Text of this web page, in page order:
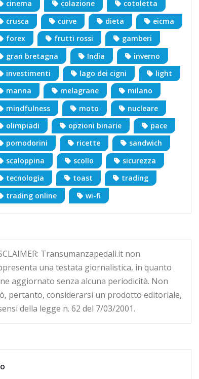
cinema
colazione
cotoletta
crusca
curve dieta
eicma
forex
frutti rossi
gamberi
gran bretagna
India
inverno
investimenti
lago dei cigni
light
manna
melagrane
milano
mindfulness
moto
nucleare
olimpiadi
opzioni binarie
pace
pomodorini
ricette
sandwich
scaloppina
scollo
sicurezza
tecnologia
toast
trading
trading online
wi-fi
Transumanzapedali.it non
una testata giornalistica, in quanto
aggiornato senza alcuna periodicità. Non
pertanto, considerarsi un prodotto editoriale,
della legge n. 62 del 7/03/2001.